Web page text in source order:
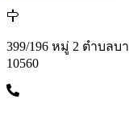
399/196 หมู่ 2 ตำบล
10560